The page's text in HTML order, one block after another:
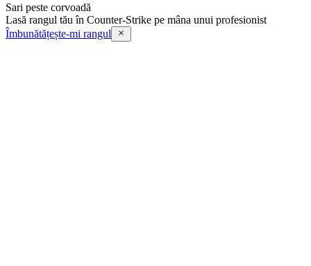
Sari peste corvoadă
Lasă rangul tău în Counter-Strike pe mâna unui profesionist
Îmbunătățește-mi rangul